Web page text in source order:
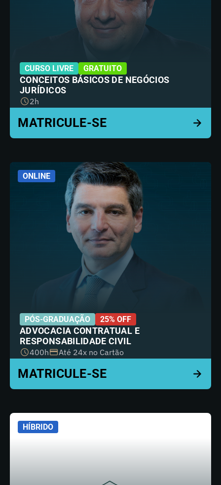
CURSO LIVRE GRATUITO
CONCEITOS BÁSICOS DE NEGÓCIOS
JURÍDICOS
2h
ONLINE
PÓS-GRADUAÇÃO 25% OFF
ADVOCACIA CONTRATUAL E
RESPONSABILIDADE CIVIL
400h Até 24x no Cartão
HÍBRIDO